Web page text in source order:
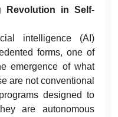
Revolution in Self-
intelligence (AI)
forms, one of
emergence of what
are not conventional
designed to
are autonomous